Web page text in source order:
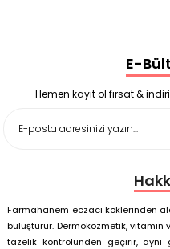
Enterogermina Family 5
Deep Flex Stres
Matı Set 40x60 cm
Deep Flex Stres
E-
Hemen kayıt ol fırsat &
Farmahanem eczacı köklerinden
buluşturur. Dermokozmetik,
tazelik kontrolünden geçirir,